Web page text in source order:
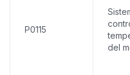
P0115
del